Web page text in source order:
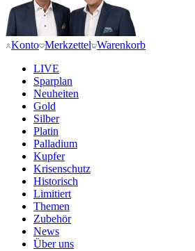
Konto Merkzettel Warenkorb
LIVE
Sparplan
Neuheiten
Gold
Silber
Platin
Palladium
Kupfer
Krisenschutz
Historisch
Limitiert
Themen
Zubehör
News
Über uns